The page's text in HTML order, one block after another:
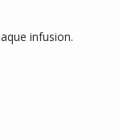
infusion.